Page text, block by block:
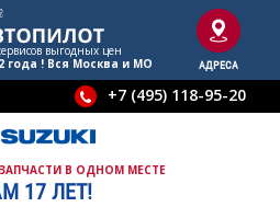
выгодныx цен
года ! Вся Москва и МО
АДРЕСА
+7 (495) 118-95-20
В ОДНОМ МЕСТЕ
17 ЛЕТ!